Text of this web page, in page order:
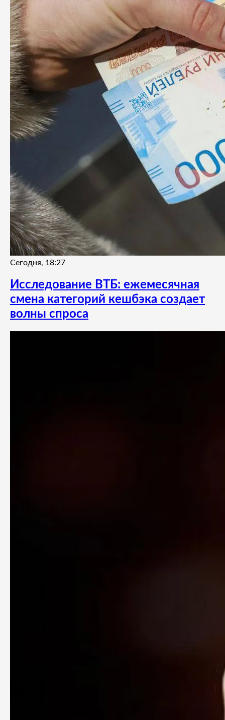
Сегодня, 18:27
Исследование ВТБ: ежемесячная
смена категорий кешбэка создает
волны спроса